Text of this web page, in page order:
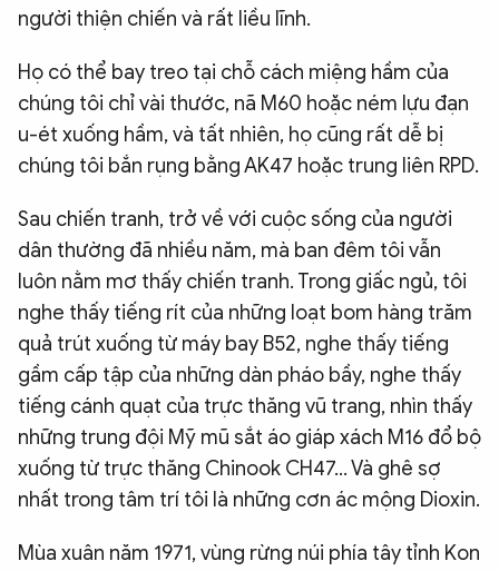
người thiện chiến và rất liều lĩnh.
Họ có thể bay treo tại chỗ cách miệng hầm của
chúng tôi chỉ vài thước, nã M60 hoặc ném lựu đạn
u-ét xuống hầm, và tất nhiên, họ cũng rất dễ bị
chúng tôi bắn rụng bằng AK47 hoặc trung liên RPD.
Sau chiến tranh, trở về với cuộc sống của người
dân thường đã nhiều năm, mà ban đêm tôi vẫn
luôn nằm mơ thấy chiến tranh. Trong giấc ngủ, tôi
nghe thấy tiếng rít của những loạt bom hàng trăm
quả trút xuống từ máy bay B52, nghe thấy tiếng
gầm cấp tập của những dàn pháo bầy, nghe thấy
tiếng cánh quạt của trực thăng vũ trang, nhìn thấy
những trung đội Mỹ mũ sắt áo giáp xách M16 đổ bộ
xuống từ trực thăng Chinook CH47... Và ghê sợ
nhất trong tâm trí tôi là những cơn ác mộng Dioxin.
Mùa xuân năm 1971, vùng rừng núi phía tây tỉnh Kon